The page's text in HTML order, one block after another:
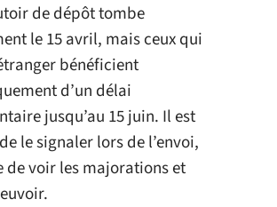
de dépôt tombe
le 15 avril, mais ceux qui
bénéficient
d’un délai
jusqu’au 15 juin. Il est
le signaler lors de l’envoi,
de voir les majorations et